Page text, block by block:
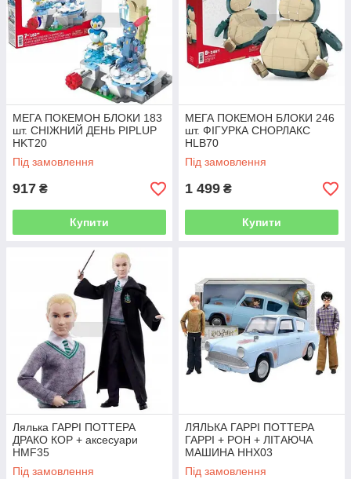
МЕГА ПОКЕМОН БЛОКИ 183
шт. СНІЖНИЙ ДЕНЬ PIPLUP
HKT20
Під замовлення
917 ₴
Купити
МЕГА ПОКЕМОН БЛОКИ 246
шт. ФІГУРКА СНОРЛАКС
HLB70
Під замовлення
1 499 ₴
Купити
Лялька ГАРРІ ПОТТЕРА
ДРАКО КОР + аксесуари
HMF35
Під замовлення
ЛЯЛЬКА ГАРРІ ПОТТЕРА
ГАРРІ + РОН + ЛІТАЮЧА
МАШИНА HHX03
Під замовлення